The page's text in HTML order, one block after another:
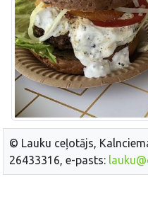
© Lauku ceļotājs,
26433316, e-pasts: